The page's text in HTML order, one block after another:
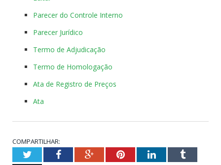
Parecer do Controle Interno
Parecer Jurídico
Termo de Adjudicação
Termo de Homologação
Ata de Registro de Preços
Ata
COMPARTILHAR:
TwitterFacebookGoogle+PinterestLinkedInTumblr